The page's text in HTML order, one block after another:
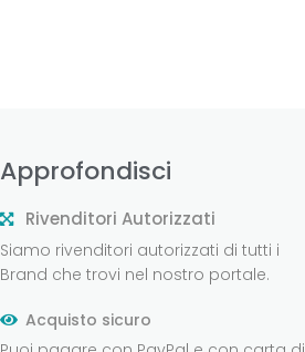
Approfondisci
Rivenditori Autorizzati
Siamo rivenditori autorizzati di tutti i
Brand che trovi nel nostro portale.
Acquisto sicuro